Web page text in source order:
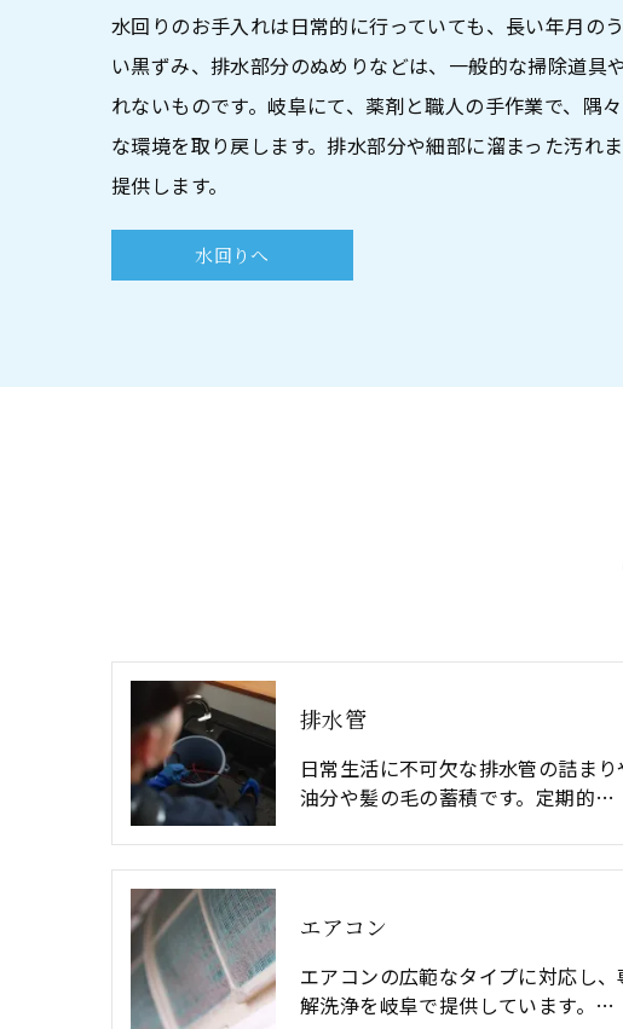
水回りのお手入れは日常的に行っていても、長い年月の
い黒ずみ、排水部分のぬめりなどは、一般的な掃除道具
れないものです。岐阜にて、薬剤と職人の手作業で、隅
な環境を取り戻します。排水部分や細部に溜まった汚れ
提供します。
水回りへ
排水管
日常生活に不可欠な排水管の詰まり
油分や髪の毛の蓄積です。定期的…
エアコン
エアコンの広範なタイプに対応し
解洗浄を岐阜で提供しています。…